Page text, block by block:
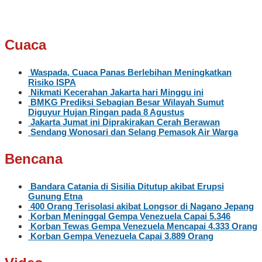
Cuaca
Waspada, Cuaca Panas Berlebihan Meningkatkan
Risiko ISPA
Nikmati Kecerahan Jakarta hari Minggu ini
BMKG Prediksi Sebagian Besar Wilayah Sumut
Diguyur Hujan Ringan pada 8 Agustus
Jakarta Jumat ini Diprakirakan Cerah Berawan
Sendang Wonosari dan Selang Pemasok Air Warga
Bencana
Bandara Catania di Sisilia Ditutup akibat Erupsi
Gunung Etna
400 Orang Terisolasi akibat Longsor di Nagano Jepang
Korban Meninggal Gempa Venezuela Capai 5.346
Korban Tewas Gempa Venezuela Mencapai 4.333 Orang
Korban Gempa Venezuela Capai 3.889 Orang